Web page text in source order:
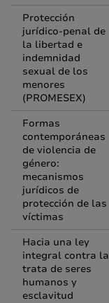
Protección
jurídico-penal de
la libertad e
indemnidad
sexual de los
menores
(PROMESEX)
Formas
contemporáneas
de violencia de
género:
mecanismos
jurídicos de
protección de las
víctimas
Hacia una ley
integral contra la
trata de seres
humanos y
esclavitud